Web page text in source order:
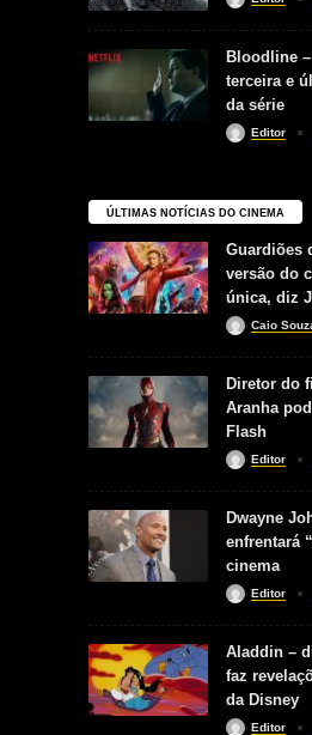
Bloodline
terceira e
da série
Editor
ÚLTIMAS NOTÍCIAS DO CINEMA
Guardiões
versão do
única, diz
Caio
Diretor do
Aranha
Flash
Editor
Dwayne
enfrentará
cinema
Editor
Aladdin –
faz
da Disney
Editor